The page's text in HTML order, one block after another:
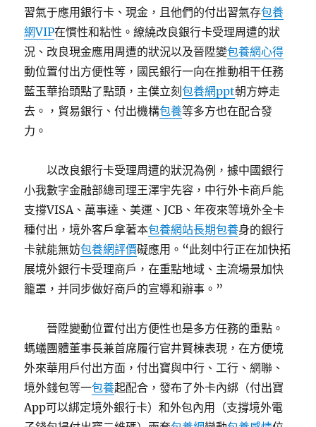
習氣于應用銀行卡、現金，且他們的付出習氣存包養
網VIP在慣性和粘性。繚繞改良銀行卡受理周遭的狀
況、改良現金應用周遭的狀況以及晉陞變包養網心得
動位置付出方便性等，國民銀行一向在推動相干任務
藍玉華抬頭點了點頭，主僕立刻包養網ppt朝方婷走
去。，貿易銀行、付出機構包養等多方也在配合發
力。
以改良銀行卡受理周遭的狀況為例，據中國銀行
小我數字金融部總司理王澤宇先容，中行外卡商戶能
支撐VISA、萬事達、美運、JCB、年夜來等境外全卡
種付出，境外客戶拿著本包養網站長期包養身的銀行
卡就能無妨包養網評價礙應用。“此刻中行正在加快拓
展境外銀行卡受理商戶，在重點地域、主流場景加快
籠罩，并同步做好商戶的宣導和辦事。”
晉陞變動位置付出方便性也是多方任務的重點。
螞蟻團體董事長兼首席履行官井賢棟表現，在方便境
外來華用戶付出方面，付出寶與中行、工行、網聯、
境外錢包等一包養起配合，發布了外卡內綁（付出寶
App可以綁定境外銀行卡）和外包內用（支撐境外電